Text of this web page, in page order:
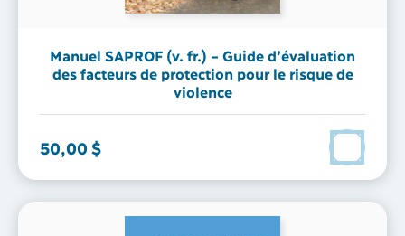
Manuel SAPROF (v. fr.) – Guide d’évaluation
des facteurs de protection pour le risque de
violence
50,00 $